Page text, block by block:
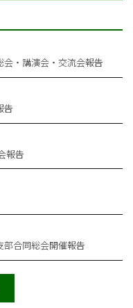
・講演会・交流会報告
告
報告
部合同総会開催報告